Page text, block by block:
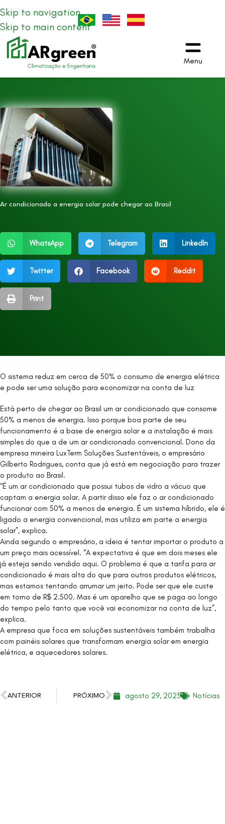
Skip to navigation
Skip to main content
Menu
Ar condicionado a energia solar pode chegar ao Brasil
WhatsApp Telegram LinkedIn
Twitter Facebook Reddit
Print
O sistema reduz em cerca de 50% o consumo de energia elétrica
e pode ser uma solução para economizar na conta de luz
Está perto de chegar ao Brasil um ar condicionado que consome
50% a menos de energia. Isso porque boa parte de seu
funcionamento é a base de energia solar e a instalação é mais
simples do que a de um ar condicionado convencional. Dono da
empresa mineira LuxTerm Soluções Sustentáveis, o empresário
Gilberto Rodrigues, conta que já está em negociação para trazer
o produto ao Brasil.
“É um ar condicionado que possui tubos de vidro a vácuo que
captam a energia solar. A partir disso ele faz o ar condicionado
funcionar com 50% a menos de energia. É um sistema híbrido, ele é
ligado a energia convencional, mas utiliza em parte a energia
solar”, explica.
Ainda segundo o empresário, a ideia é tentar importar o produto a
um preço mais acessível. “A expectativa é que em dois meses ele
já esteja sendo vendido aqui. O problema é que a tarifa para ar
condicionado é mais alta do que para outros produtos elétricos,
mas estamos tentando arrumar um jeito. Pode ser que ele custe
em torno de R$ 2.500. Mas é um aparelho que se paga ao longo
do tempo pelo tanto que você vai economizar na conta de luz”,
explica.
A empresa que foca em soluções sustentáveis também trabalha
com painéis solares que transformam energia solar em energia
elétrica, e aquecedores solares.
ANTERIOR PRÓXIMO agosto 29, 2023 Notícias